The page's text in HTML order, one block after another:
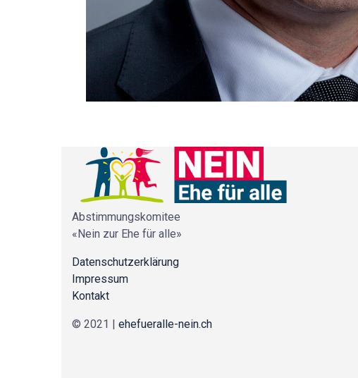
Abstimmungskomitee
«Nein zur Ehe für alle»
Datenschutzerklärung
Impressum
Kontakt
© 2021 | ehefueralle-nein.ch